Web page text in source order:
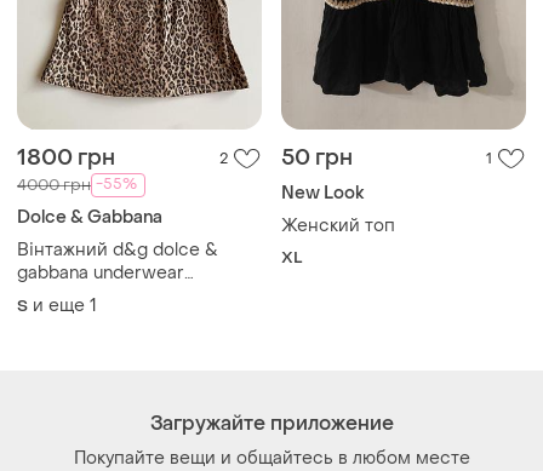
1800 грн 2
4000 грн -55%
Dolce & Gabbana
Вінтажний d&g dolce &
gabbana underwear
леопардовий топ y2k
S и еще 1
50 грн 1
New Look
Женский топ
XL
Загружайте приложение
Покупайте вещи и общайтесь в любом месте